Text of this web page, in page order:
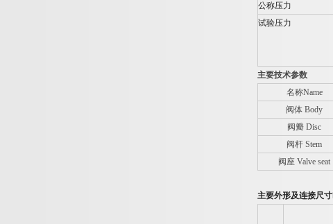
公称压力
试验压力
主要技术参数
名称Name
阀体 Body
阀瓣 Disc
阀杆 Stem
阀座 Valve seat
主要外形及连接尺寸